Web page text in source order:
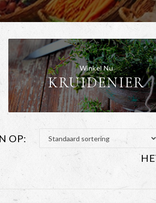
GROENTEN
Winkel Nu
KRUIDENIER
OP: